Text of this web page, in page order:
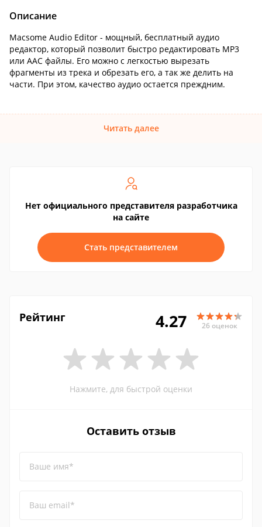
Описание
Macsome Audio Editor - мощный, бесплатный аудио
редактор, который позволит быстро редактировать MP3
или AAC файлы. Его можно с легкостью вырезать
фрагменты из трека и обрезать его, а так же делить на
части. При этом, качество аудио остается преждним.
Читать далее
Нет официального представителя разработчика
на сайте
Стать представителем
Рейтинг 4.27 26 оценок
Нажмите, для быстрой оценки
Оставить отзыв
Ваше имя*
Ваш email*